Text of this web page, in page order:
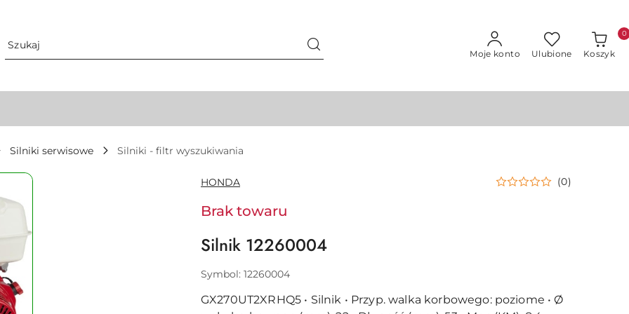
Moje konto Ulubione Koszyk
0
Silniki serwisowe Silniki - filtr wyszukiwania
NAZWA
PRODUCENTA:
HONDA (0)
Brak towaru
Silnik 12260004
Symbol: 12260004
GX270UT2XRHQ5 • Silnik • Przyp. walka korbowego: poziome • Ø